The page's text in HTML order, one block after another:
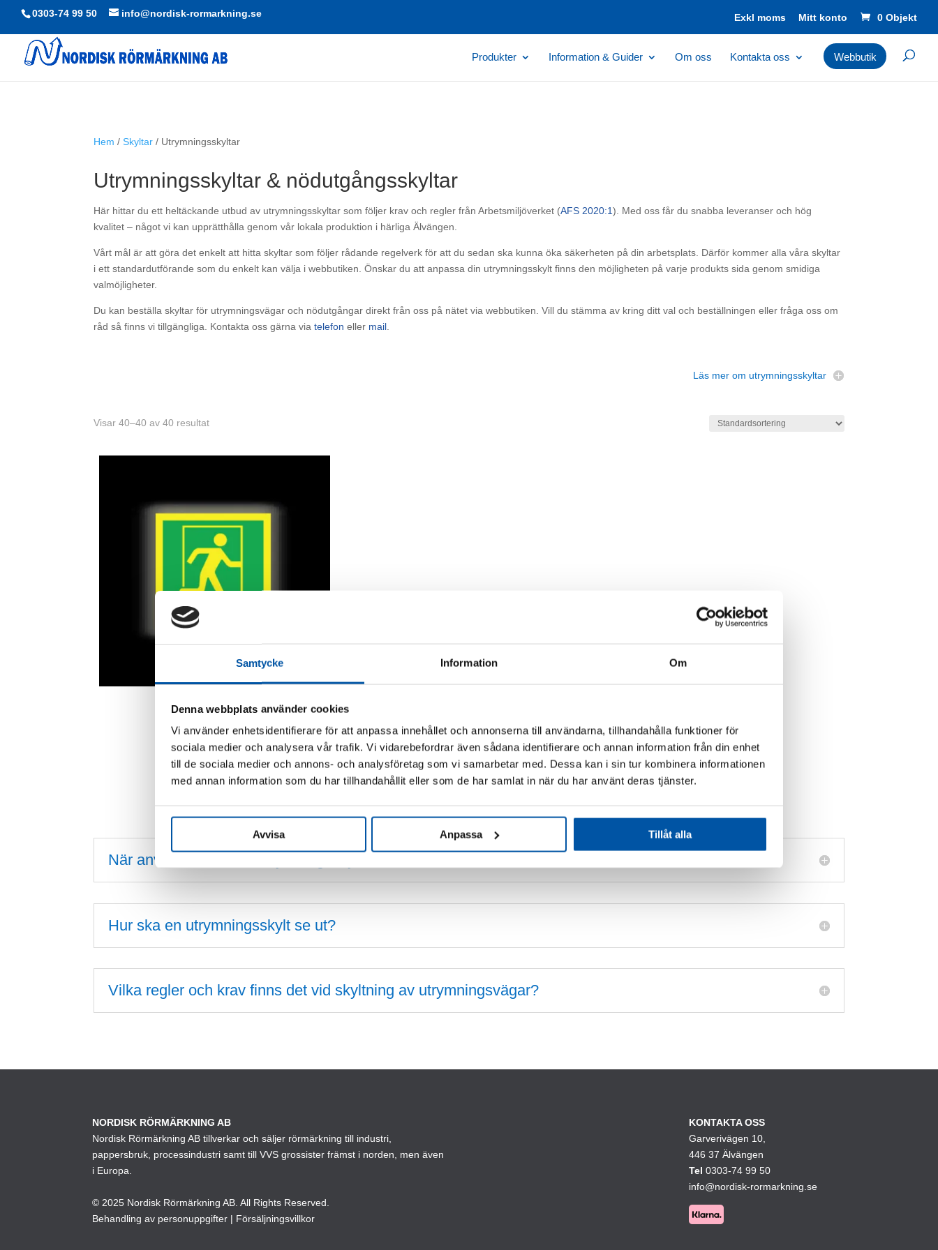
Samtycke Information Om
Denna webbplats använder cookies
Vi använder enhetsidentifierare för att anpassa innehållet och annonserna till användarna, tillhandahålla funktioner för
sociala medier och analysera vår trafik. Vi vidarebefordrar även sådana identifierare och annan information från din enhet
till de sociala medier och annons- och analysföretag som vi samarbetar med. Dessa kan i sin tur kombinera informationen
med annan information som du har tillhandahållit eller som de har samlat in när du har använt deras tjänster.
Avvisa Anpassa Tillåt alla
0303-74 99 50 info@nordisk-rormarkning.se Mitt konto 0 Objekt
Produkter Information & Guider Om oss Kontakta oss Webbutik
Hem /Skyltar / Utrymningsskyltar
Utrymningsskyltar & nödutgångsskyltar
Här hittar du ett heltäckande utbud av utrymningsskyltar som följer krav och regler från Arbetsmiljöverket (AFS 2020:1). Med oss får du snabba leveranser och hög
kvalitet – något vi kan upprätthålla genom vår lokala produktion i härliga Älvängen.
Vårt mål är att göra det enkelt att hitta skyltar som följer rådande regelverk för att du sedan ska kunna öka säkerheten på din arbetsplats. Därför kommer alla våra skyltar
i ett standardutförande som du enkelt kan välja i webbutiken. Önskar du att anpassa din utrymningsskylt finns den möjligheten på varje produkts sida genom smidiga
valmöjligheter.
Du kan beställa skyltar för utrymningsvägar och nödutgångar direkt från oss på nätet via webbutiken. Vill du stämma av kring ditt val och beställningen eller fråga oss om
råd så finns vi tillgängliga. Kontakta oss gärna viatelefon eller mail
Läs mer om utrymningsskyltar
Visar 40–40 av 40 resultat
olika
alternativen
kan
väljas
Information om utrymningsskyltar
När använder man en utrymningsskylt?
Hur ska en utrymningsskylt se ut?
Vilka regler och krav finns det vid skyltning av utrymningsvägar?
NORDISK RÖRMÄRKNING AB
Nordisk Rörmärkning AB tillverkar och säljer rörmärkning till industri,
pappersbruk, processindustri samt till VVS grossister främst i norden, men även
i Europa.
© 2025 Nordisk Rörmärkning AB. All Rights Reserved.
Behandling av personuppgifter | Försäljningsvillkor
KONTAKTA OSS
Garverivägen 10,
446 37 Älvängen
Tel 0303-74 99 50
info@nordisk-rormarkning.se